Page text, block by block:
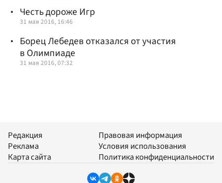
Честь дороже Игр
31 мая 2016, 16:46
Борец Лебедев отказался от участия
в Олимпиаде
31 мая 2016, 07:32
Редакция
Реклама
Карта сайта
Правовая информация
Условия использования
Политика конфиденциальности